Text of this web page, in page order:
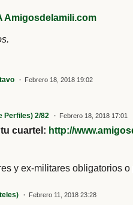
Amigosdelamili.com
Febrero 18, 2018 19:02
Perfiles) 2/82 Febrero 18, 2018 17:01
cuartel: http://
y ex-militares obligatorios
Febrero 11, 2018 23:28